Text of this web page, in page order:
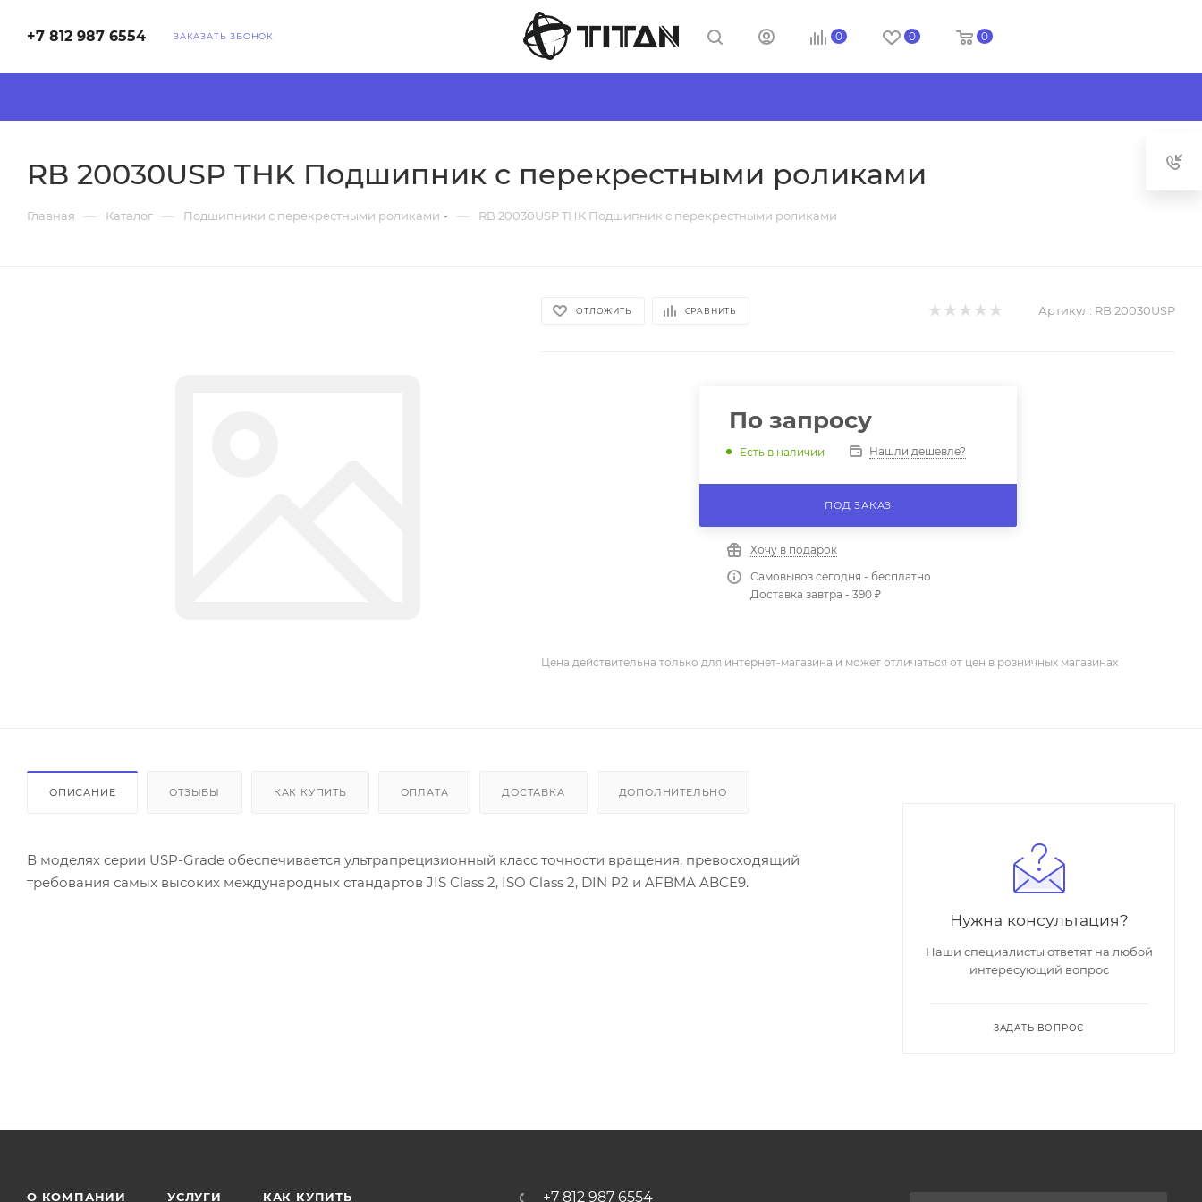
+7 812 987 6554 ЗАКАЗАТЬ ЗВОНОК 0 0 0
RB 20030USP THK Подшипник с перекрестными роликами
Главная — Каталог — Подшипники с перекрестными роликами — RB 20030USP THK Подшипник с перекрестными роликами
ОТЛОЖИТЬ СРАВНИТЬ Артикул: RB 20030USP
По запросу
Есть в наличии Нашли дешевле?
ПОД ЗАКАЗ
Хочу в подарок
Самовывоз сегодня - бесплатно
Доставка завтра - 390 ₽
Цена действительна только для интернет-магазина и может отличаться от цен в розничных магазинах
ОПИСАНИЕ ОТЗЫВЫ КАК КУПИТЬ ОПЛАТА ДОСТАВКА ДОПОЛНИТЕЛЬНО
В моделях серии USP-Grade обеспечивается ультрапрецизионный класс точности вращения, превосходящий
требования самых высоких международных стандартов JIS Class 2, ISO Class 2, DIN P2 и AFBMA ABCE9.
Нужна консультация?
Наши специалисты ответят на любой
интересующий вопрос
ЗАДАТЬ ВОПРОС
О КОМПАНИИ УСЛУГИ КАК КУПИТЬ +7 812 987 6554